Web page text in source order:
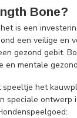
Bone?
is een
een veilige en
gezond gebit.
mentale
het
speciale ontwerp